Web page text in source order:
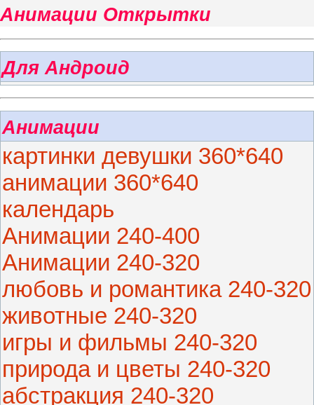
Анимации Открытки
Для Андроид
Анимации
картинки девушки 360*640
анимации 360*640
календарь
Анимации 240-400
Анимации 240-320
любовь и романтика 240-320
животные 240-320
игры и фильмы 240-320
природа и цветы 240-320
абстракция 240-320